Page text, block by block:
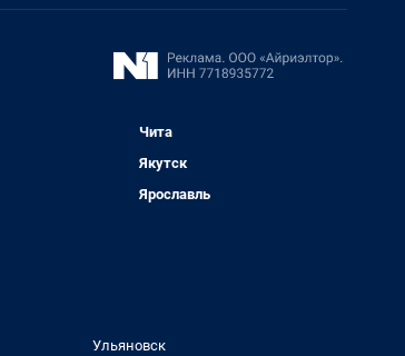
Чита
Якутск
Ярославль
Ульяновск